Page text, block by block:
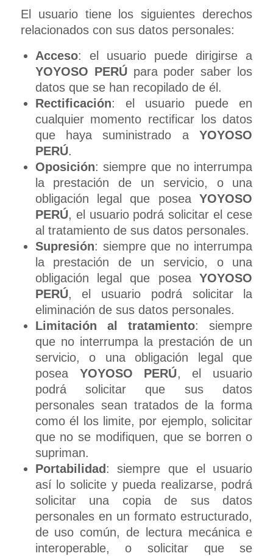
El usuario tiene los siguientes derechos
relacionados con sus datos personales:
Acceso: el usuario puede dirigirse a
YOYOSO PERÚpara poder saber los
datos que se han recopilado de él.
Rectificación: el usuario puede en
cualquier momento rectificar los datos
que haya suministrado aYOYOSO
PERÚ.
Oposición: siempre que no interrumpa
la prestación de un servicio, o una
obligación legal que poseaYOYOSO
PERÚ, el usuario podrá solicitar el cese
al tratamiento de sus datos personales.
Supresión: siempre que no interrumpa
la prestación de un servicio, o una
obligación legal que poseaYOYOSO
PERÚ, el usuario podrá solicitar la
eliminación de sus datos personales.
Limitación al tratamiento: siempre
que no interrumpa la prestación de un
servicio, o una obligación legal que
posea YOYOSO PERÚ, el usuario
podrá solicitar que sus datos
personales sean tratados de la forma
como él los limite, por ejemplo, solicitar
que no se modifiquen, que se borren o
supriman.
Portabilidad : siempre que el usuario
así lo solicite y pueda realizarse, podrá
solicitar una copia de sus datos
personales en un formato estructurado,
de uso común, de lectura mecánica e
interoperable, o solicitar que se